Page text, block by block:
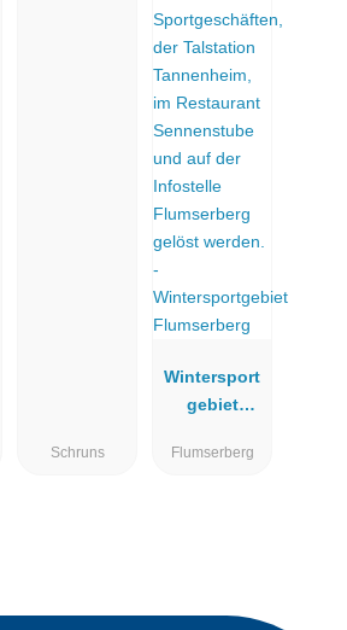
Schruns
Wintersport
gebiet
Flumserberg